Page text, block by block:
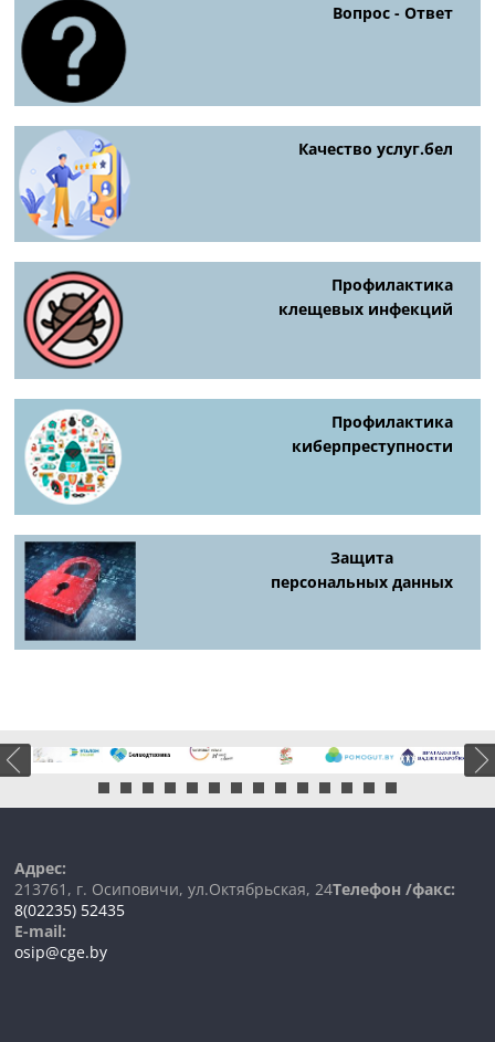
Вопрос - Ответ
Качество услуг.бел
Профилактика
клещевых инфекций
Профилактика
киберпреступности
Защита
персональных данных
Адрес:
213761, г. Осиповичи, ул.Октябрьская, 24Телефон /факс:
8(02235) 52435
E-mail:
osip@cge.by